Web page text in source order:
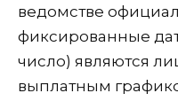
ведомстве
фиксированные
число) являются
выплатным